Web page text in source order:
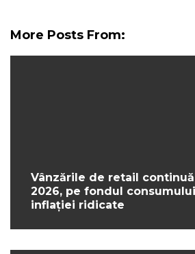
More Posts From:
Vânzările de retail
2026, pe fondul
inflației ridicate